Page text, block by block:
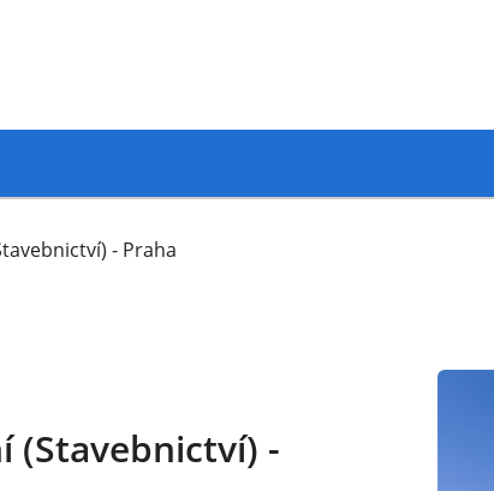
- Praha
(Stavebnictví) -